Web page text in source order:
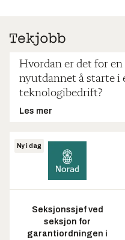
Hvordan er det for en
nyutdannet å starte i
teknologibedrift?
Les mer
Ny i dag
Seksjonssjef ved
seksjon for
garantiordningen i